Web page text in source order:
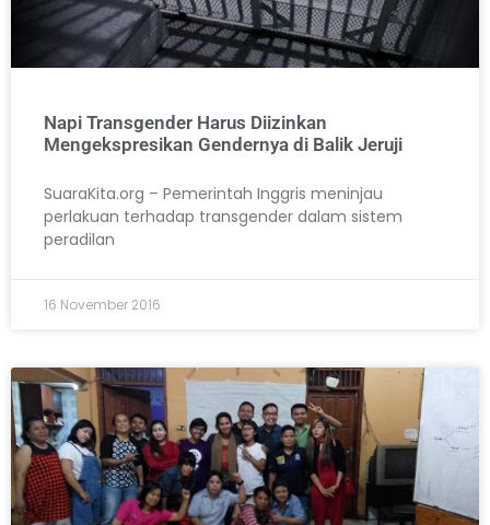
Napi Transgender Harus Diizinkan
Mengekspresikan Gendernya di Balik Jeruji
SuaraKita.org – Pemerintah Inggris meninjau
perlakuan terhadap transgender dalam sistem
peradilan
16 November 2016